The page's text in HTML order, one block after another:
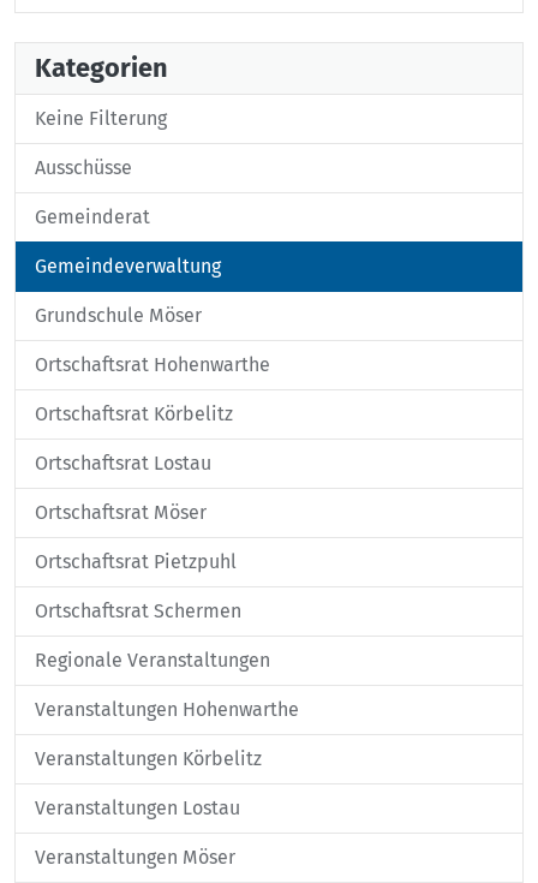
Kategorien
Keine Filterung
Ausschüsse
Gemeinderat
Gemeindeverwaltung
Grundschule Möser
Ortschaftsrat Hohenwarthe
Ortschaftsrat Körbelitz
Ortschaftsrat Lostau
Ortschaftsrat Möser
Ortschaftsrat Pietzpuhl
Ortschaftsrat Schermen
Regionale Veranstaltungen
Veranstaltungen Hohenwarthe
Veranstaltungen Körbelitz
Veranstaltungen Lostau
Veranstaltungen Möser